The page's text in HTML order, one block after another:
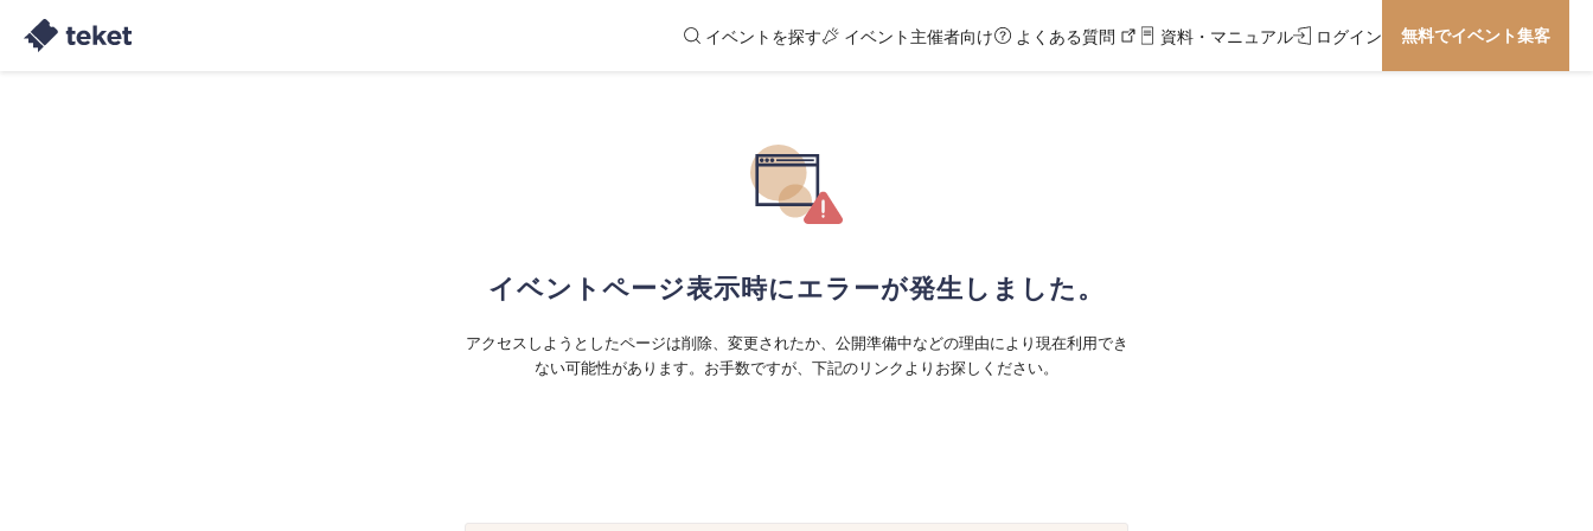
イベントを探す イベント主催者向け よくある質問 資料・マニュアル ログイン 無料でイベント集客
イベントページ表示時にエラーが発生しました。
アクセスしようとしたページは削除、変更されたか、公開準備中などの理由により現在利用でき
ない可能性があります。お手数ですが、下記のリンクよりお探しください。